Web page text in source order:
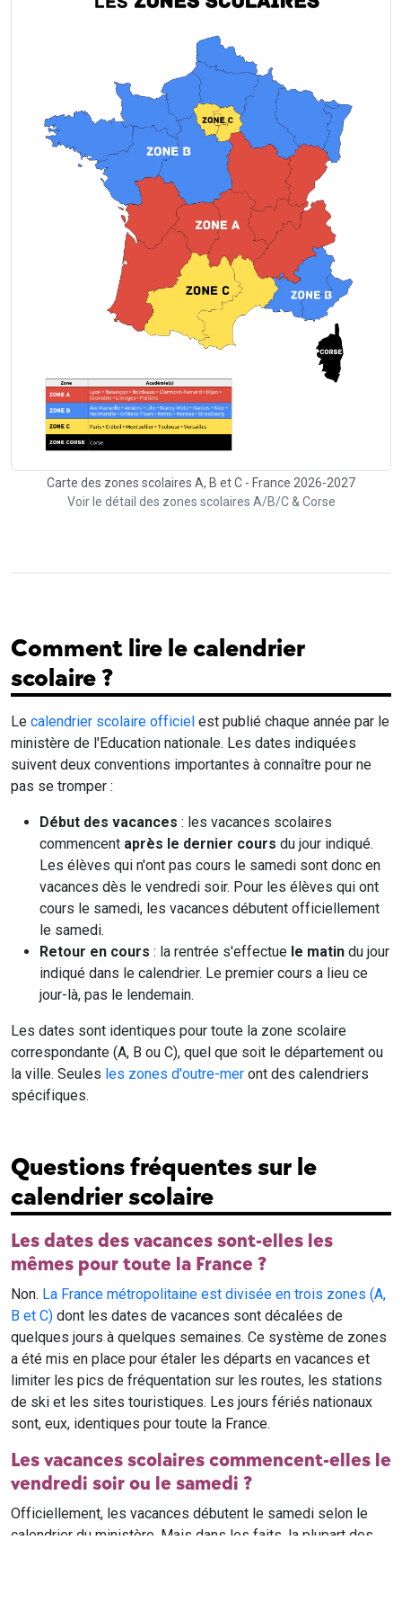
Carte des zones scolaires A, B et C - France 2026-2027
Voir le détail des zones scolaires A/B/C & Corse
Comment lire le calendrier
scolaire ?
Le calendrier scolaire officiel est publié chaque année par le
ministère de l'Education nationale. Les dates indiquées
suivent deux conventions importantes à connaître pour ne
pas se tromper :
Début des vacances : les vacances scolaires
commencent après le dernier cours du jour indiqué.
Les élèves qui n'ont pas cours le samedi sont donc en
vacances dès le vendredi soir. Pour les élèves qui ont
cours le samedi, les vacances débutent officiellement
le samedi.
Retour en cours : la rentrée s'effectue le matin du jour
indiqué dans le calendrier. Le premier cours a lieu ce
jour-là, pas le lendemain.
Les dates sont identiques pour toute la zone scolaire
correspondante (A, B ou C), quel que soit le département ou
la ville. Seules les zones d'outre-mer ont des calendriers
spécifiques.
Questions fréquentes sur le
calendrier scolaire
Les dates des vacances sont-elles les
mêmes pour toute la France ?
Non. La France métropolitaine est divisée en trois zones (A,
B et C) dont les dates de vacances sont décalées de
quelques jours à quelques semaines. Ce système de zones
a été mis en place pour étaler les départs en vacances et
limiter les pics de fréquentation sur les routes, les stations
de ski et les sites touristiques. Les jours fériés nationaux
sont, eux, identiques pour toute la France.
Les vacances scolaires commencent-elles le
vendredi soir ou le samedi ?
Officiellement, les vacances débutent le samedi selon le
calendrier du ministère. Mais dans les faits, la plupart des